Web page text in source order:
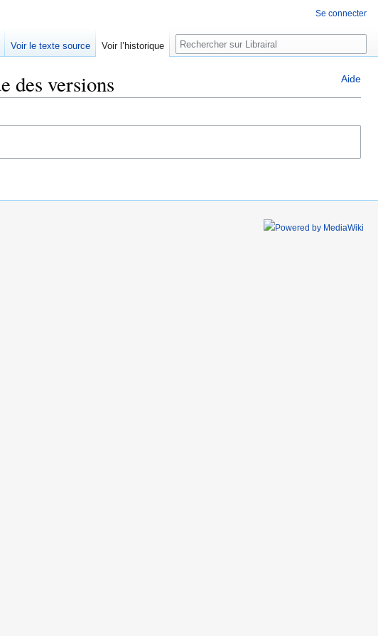
Aide
des versions
Se connecter
Voir le texte source Voir l’historique Rechercher